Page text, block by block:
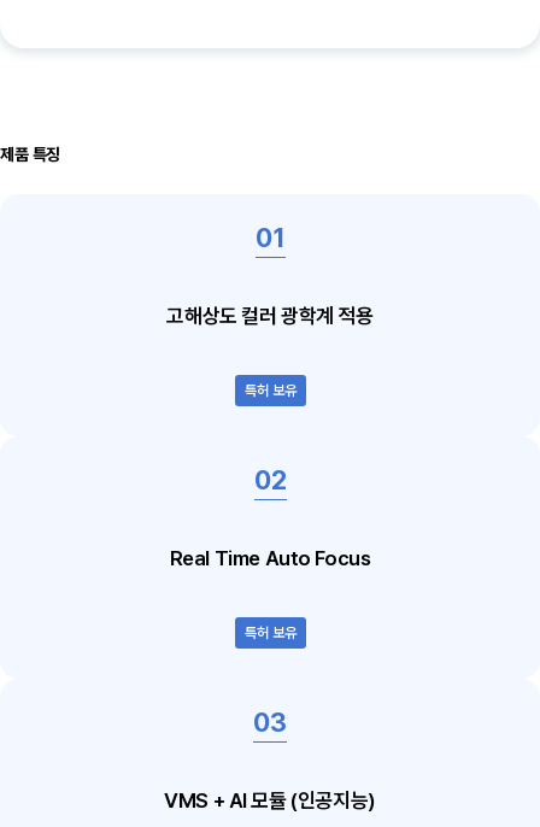
제품 특징
고해상도 컬러 광학계 적용
특허 보유
Real Time Auto Focus
특허 보유
VMS + AI 모듈 (인공지능)